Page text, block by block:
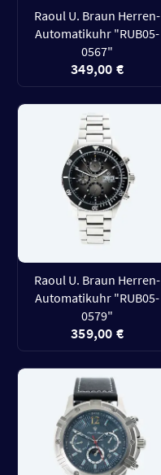
Raoul U. Braun Herren-
Automatikuhr "RUB05-
0567"
349,00 €
Raoul U. Braun Herren-
Automatikuhr "RUB05-
0579"
359,00 €